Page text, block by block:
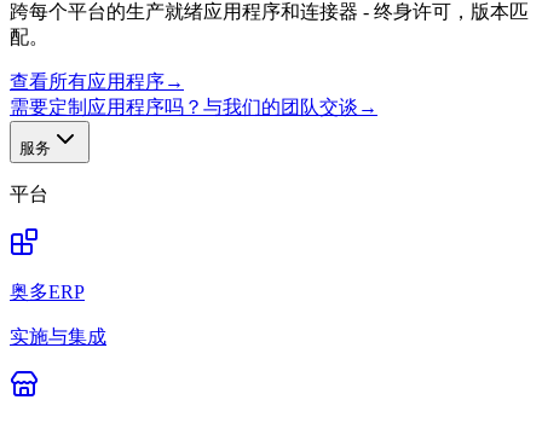
跨每个平台的生产就绪应用程序和连接器 - 终身许可，版本匹
配。
查看所有应用程序→
需要定制应用程序吗？与我们的团队交谈 →
服务
平台
奥多ERP
实施与集成